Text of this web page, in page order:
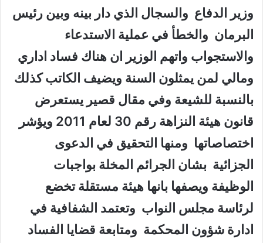
وزير الدفاع والسجال الذي دار بينه وبين رئيس
البرمان والخطأ في عملية الاستدعاء
والاستجواب واتهم الوزير ان هناك فساد اداري
ومالي لمن يمثلون السنة ويضيف الكاتب كذلك
بالنسبة للشيعة وفي مقال قصير يستعرض
قانون هيئة النزاهة رقم 30 لعام 2011 ويؤشر
اختصاصاتها ومنها التحقيق في الدعوى
الجزائية بشان الجرائم المخلة بواجبات
الوظيفة ويصفها بانها هيئة مستقلة تخضع
لرئاسة مجلس النواب وتعتمد الشفافية في
ادارة شؤون المحكمة ومتابعة قضايا الفساد